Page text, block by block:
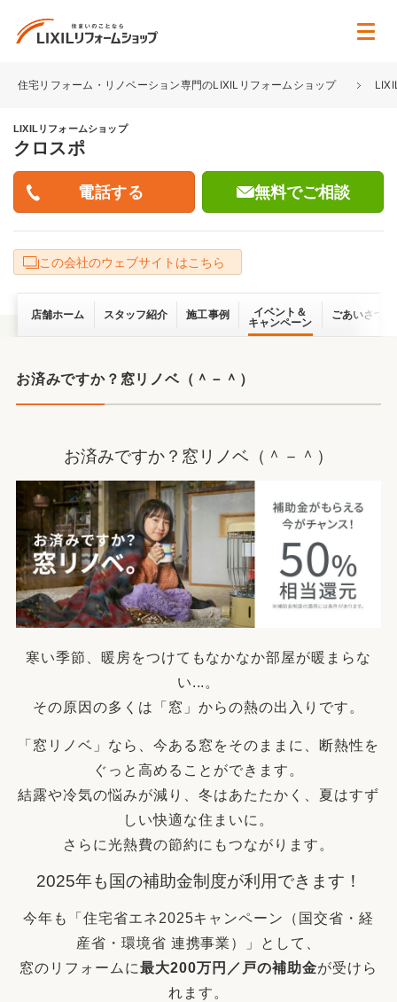
住宅リフォーム・リノベーション専門のLIXILリフォームショップ
LIXILリフォームショップ
クロスポ
無料でご相談
この会社のウェブサイトはこちら
店舗ホーム スタッフ紹介 施工事例
イベント＆
キャンペーン
ごあいさつ
お済みですか？窓リノベ（＾－＾）
お済みですか？窓リノベ（＾－＾）
寒い季節、暖房をつけてもなかなか部屋が暖まらな
い...。
その原因の多くは「窓」からの熱の出入りです。
「窓リノベ」なら、今ある窓をそのままに、断熱性を
ぐっと高めることができます。
結露や冷気の悩みが減り、冬はあたたかく、夏はすず
しい快適な住まいに。
さらに光熱費の節約にもつながります。
2025年も国の補助金制度が利用できます！
今年も「住宅省エネ2025キャンペーン（国交省・経
産省・環境省 連携事業）」として、
窓のリフォームに最大200万円／戸の補助金が受けら
れます。